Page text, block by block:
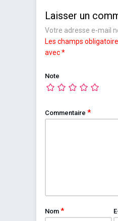
Laisser un
Votre adresse e-mail
Les champs
avec*
Note
Commentaire *
Nom *